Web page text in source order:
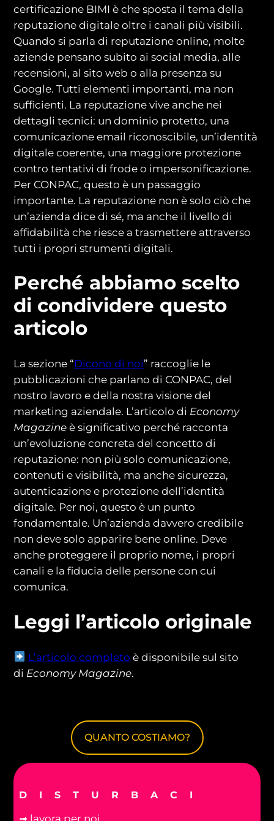
certificazione BIMI è che sposta il tema della
reputazione digitale oltre i canali più visibili.
Quando si parla di reputazione online, molte
aziende pensano subito ai social media, alle
recensioni, al sito web o alla presenza su
Google. Tutti elementi importanti, ma non
sufficienti. La reputazione vive anche nei
dettagli tecnici: un dominio protetto, una
comunicazione email riconoscibile, un’identità
digitale coerente, una maggiore protezione
contro tentativi di frode o impersonificazione.
Per CONPAC, questo è un passaggio
importante. La reputazione non è solo ciò che
un’azienda dice di sé, ma anche il livello di
affidabilità che riesce a trasmettere attraverso
tutti i propri strumenti digitali.
Perché abbiamo scelto
di condividere questo
articolo
La sezione “Dicono di noi” raccoglie le
pubblicazioni che parlano di CONPAC, del
nostro lavoro e della nostra visione del
marketing aziendale. L’articolo di Economy
Magazine è significativo perché racconta
un’evoluzione concreta del concetto di
reputazione: non più solo comunicazione,
contenuti e visibilità, ma anche sicurezza,
autenticazione e protezione dell’identità
digitale. Per noi, questo è un punto
fondamentale. Un’azienda davvero credibile
non deve solo apparire bene online. Deve
anche proteggere il proprio nome, i propri
canali e la fiducia delle persone con cui
comunica.
Leggi l’articolo originale
L’articolo completo è disponibile sul sito
di Economy Magazine.
QUANTO COSTIAMO?
DISTURBACI